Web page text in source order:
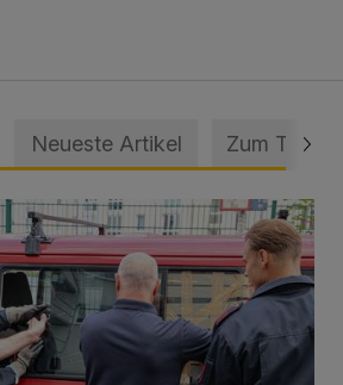
Neueste Artikel Zum Thema
aus verschlossenem VW Bulli